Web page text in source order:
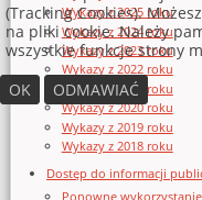
Wykazy z 2025 roku
Wykazy z 2024 roku
Wykazy z 2023 roku
Wykazy z 2022 roku
Wykazy z 2021 roku
Wykazy z 2020 roku
Wykazy z 2019 roku
Wykazy z 2018 roku
Dostęp do informacji
Ponowne
(Tracking Cookies).
na pliki cookie. Należy
wszystkie funkcje strony
OK
ODMAWIAĆ